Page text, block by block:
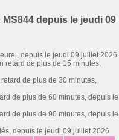
depuis le jeudi 09
, depuis le jeudi 09 juillet 2026
retard de plus de 15 minutes,
de plus de 30 minutes,
de plus de 60 minutes, depuis le
de plus de 90 minutes, depuis le
depuis le jeudi 09 juillet 2026